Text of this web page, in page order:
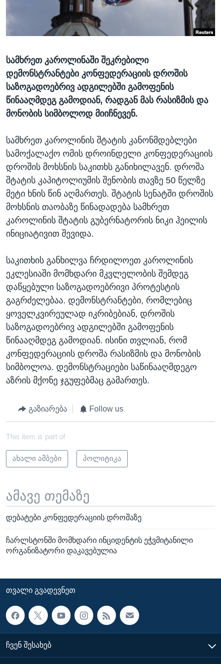
ᲡᲢᲣᲓᲘᲐ ᲕᲐᲨᲘᲜᲒᲢᲝᲜᲘ
ᲯᲐᲜᲛᲠᲗᲔᲚᲝᲑᲐ
ᲘᲜᲢᲔᲠᲕᲘᲣ
ᲙᲣᲚᲢᲣᲠᲐ
ᲒᲐᲚᲘᲚᲔᲝ
ᲓᲔᲖᲘᲜᲤᲝᲠᲛᲐᲪᲘᲐ
Learning English
ენები
სამხრეთ კაროლინაში შეკრებილი
დემონსტრანტები კონფედერაციის დროშის
საზოგადოებრივ ადგილებში გამოფენის
წინააღმდეგ გამოდიან, რადგან მას რასიზმის და
მონობის სიმბოლოდ მიიჩნევენ.
სამხრეთ კაროლინის შტატის კანონმდებლები
სამოქალაქო ომის დროინდელი კონფედერაციის
დროშის მოხსნის საკითხს განიხილავენ. დროშა
შტატის კაპიტოლიუმის შენობის თავზე 50 წელზე
მეტი ხნის წინ აღმართეს. შტატის სენატში დროშის
მოხსნის თაობაზე წინადადება სამხრეთ
კაროლინის შტატის გუბერნატორის ნიკი ჰეილის
ინიციატივით შევიდა.
საკითხის განხილვა ჩრდილოეთ კაროლინის
ეკლესიაში მომხდარი მკვლელობის შემდეგ
დაწყებული საზოგადოებრივი პროტესტის
გაგრძელებაა. დემონსტრანტები, რომლებიც
ყოველკვირეულად იკრიბებიან, დროშის
საზოგადოებრივ ადგილებში გამოფენის
წინააღმდეგ გამოდიან. ისინი თვლიან, რომ
კონფედერაციის დროშა რასიზმის და მონობის
სიმბოლოა. დემონსტრაციები საწინააღმდეგო
აზრის მქონე ჯგუფებმაც გამართეს.
გაზიარება Follow us
This item is part of
ახალი ამბები პოლიტიკა
ამავე თემაზე
დებატები კონფედერაციის დროშაზე
ჩარლსტონში მომხდარი ინციდენტის ეჭვმიტანილი
ორგანიზატორი დაკავებულია
ᲗᲕᲐᲚᲘ ᲒᲕᲐᲓᲔᲕᲜᲔᲗ
ᲩᲕᲔᲜ ᲨᲔᲡᲐᲮᲔᲑ